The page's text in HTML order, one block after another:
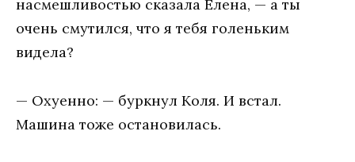
насмешливостью сказала Елена, — а ты
очень смутился, что я тебя голеньким
видела?
— Охуенно: — буркнул Коля. И встал.
Машина тоже остановилась.